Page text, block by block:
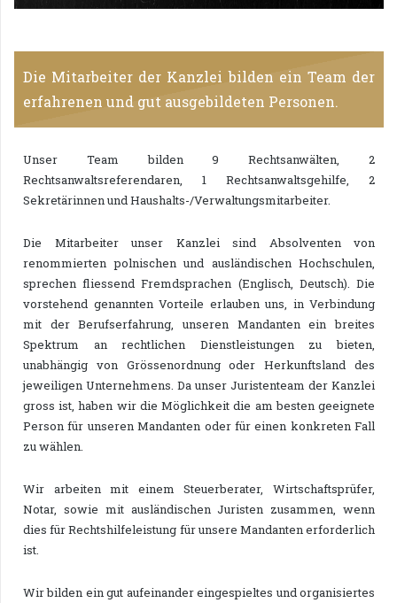
Die Mitarbeiter der Kanzlei bilden ein Team der
erfahrenen und gut ausgebildeten Personen.
Unser Team bilden 9 Rechtsanwälten, 2
Rechtsanwaltsreferendaren, 1 Rechtsanwaltsgehilfe, 2
Sekretärinnen und Haushalts-/Verwaltungsmitarbeiter.
Die Mitarbeiter unser Kanzlei sind Absolventen von
renommierten polnischen und ausländischen Hochschulen,
sprechen fliessend Fremdsprachen (Englisch, Deutsch). Die
vorstehend genannten Vorteile erlauben uns, in Verbindung
mit der Berufserfahrung, unseren Mandanten ein breites
Spektrum an rechtlichen Dienstleistungen zu bieten,
unabhängig von Grössenordnung oder Herkunftsland des
jeweiligen Unternehmens. Da unser Juristenteam der Kanzlei
gross ist, haben wir die Möglichkeit die am besten geeignete
Person für unseren Mandanten oder für einen konkreten Fall
zu wählen.
Wir arbeiten mit einem Steuerberater, Wirtschaftsprüfer,
Notar, sowie mit ausländischen Juristen zusammen, wenn
dies für Rechtshilfeleistung für unsere Mandanten erforderlich
ist.
Wir bilden ein gut aufeinander eingespieltes und organisiertes